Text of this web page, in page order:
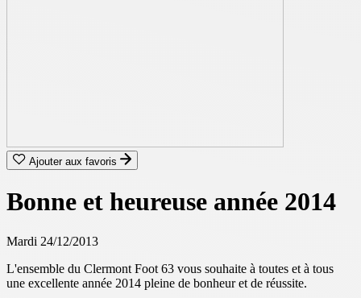
Ajouter aux favoris
Bonne et heureuse année 2014
Mardi 24/12/2013
L'ensemble du Clermont Foot 63 vous souhaite à toutes et à tous
une excellente année 2014 pleine de bonheur et de réussite.